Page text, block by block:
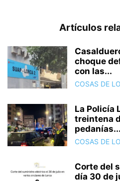
Artículos
choque
con las...
COSAS DE
La Policía
treintena
pedanías...
COSAS DE
Corte del
día 30 de